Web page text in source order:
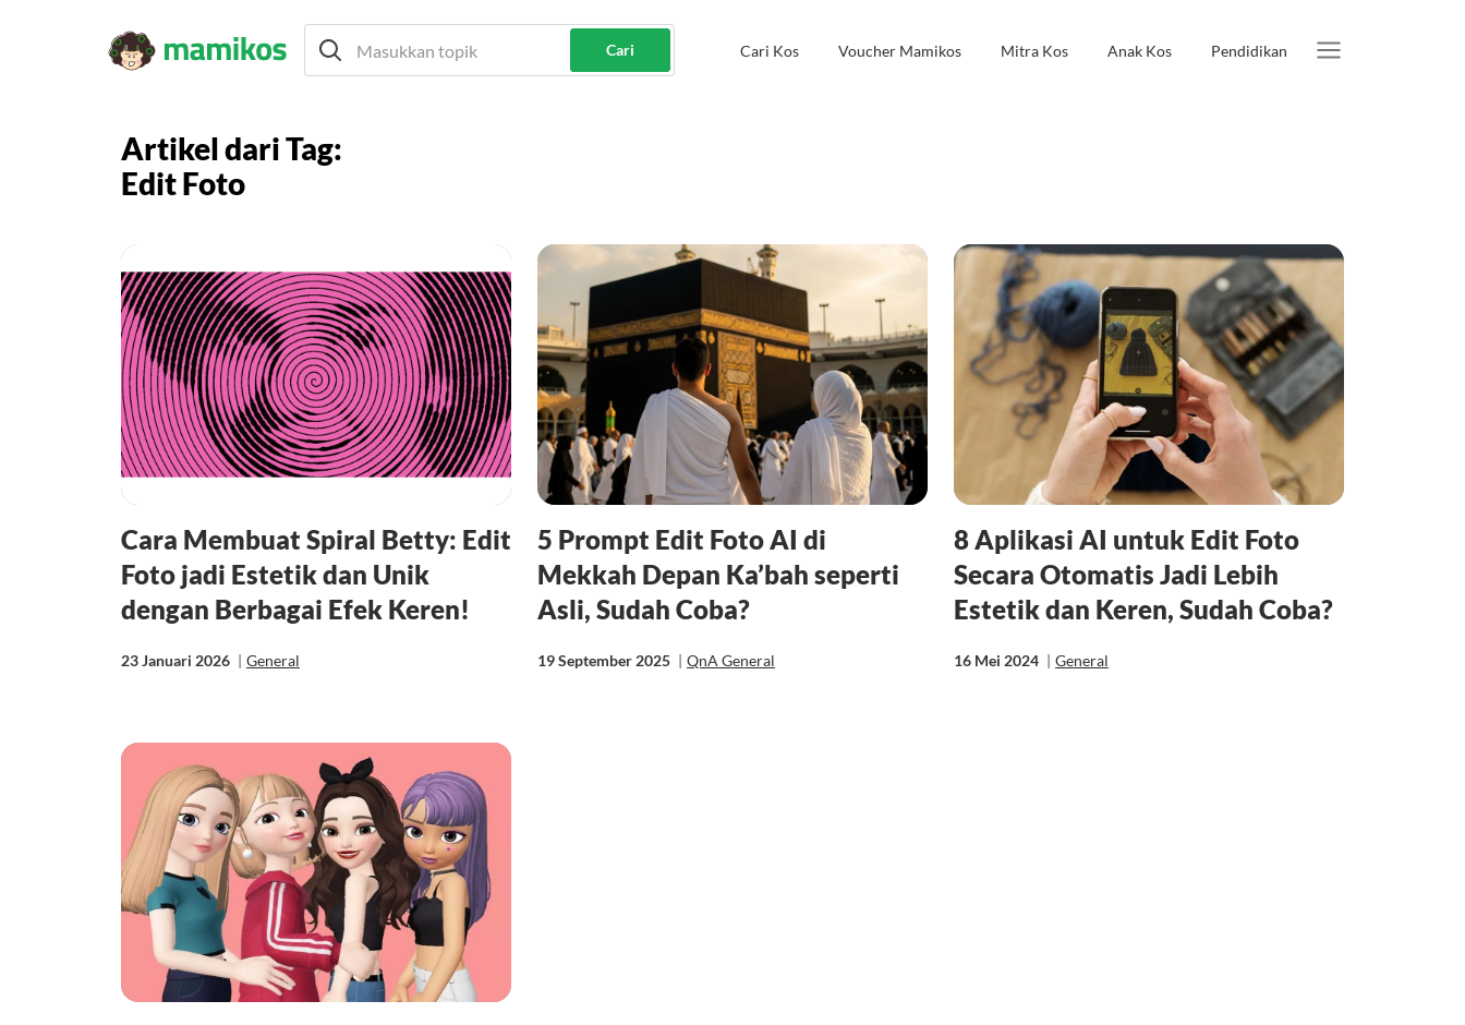
Cari Cari Kos Voucher Mamikos Mitra Kos Anak Kos Pendidikan
Artikel dari Tag:
Edit Foto
Cara Membuat Spiral Betty: Edit
Foto jadi Estetik dan Unik
dengan Berbagai Efek Keren!
23 Januari 2026 | General
5 Prompt Edit Foto AI di
Mekkah Depan Ka’bah seperti
Asli, Sudah Coba?
19 September 2025 | QnA General
8 Aplikasi AI untuk Edit Foto
Secara Otomatis Jadi Lebih
Estetik dan Keren, Sudah Coba?
16 Mei 2024 | General